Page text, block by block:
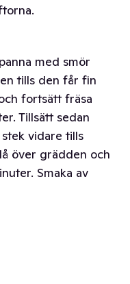
med smör
tills den får fin
fortsätt fräsa
Tillsätt sedan
vidare tills
över grädden och
Smaka av